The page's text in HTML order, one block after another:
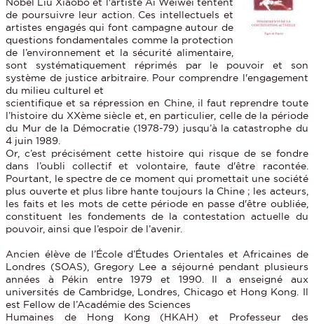
de poursuivre leur action. Ces intellectuels et
artistes engagés qui font campagne autour de
questions fondamentales comme la protection
de l’environnement et la sécurité alimentaire,
sont systématiquement réprimés par le pouvoir et son
système de justice arbitraire. Pour comprendre l'engagement
du milieu culturel et
scientifique et sa répression en Chine, il faut reprendre toute
l’histoire du XXème siècle et, en particulier, celle de la période
du Mur de la Démocratie (1978-79) jusqu’à la catastrophe du
4 juin 1989.
Or, c’est précisément cette histoire qui risque de se fondre
dans l’oubli collectif et volontaire, faute d'être racontée.
Pourtant, le spectre de ce moment qui promettait une société
plus ouverte et plus libre hante toujours la Chine ; les acteurs,
les faits et les mots de cette période en passe d'être oubliée,
constituent les fondements de la contestation actuelle du
pouvoir, ainsi que l’espoir de l’avenir.
Ancien élève de l’École d’Études Orientales et Africaines de
Londres (SOAS), Gregory Lee a séjourné pendant plusieurs
années à Pékin entre 1979 et 1990. Il a enseigné aux
universités de Cambridge, Londres, Chicago et Hong Kong. Il
est Fellow de l’Académie des Sciences
Humaines de Hong Kong (HKAH) et Professeur des